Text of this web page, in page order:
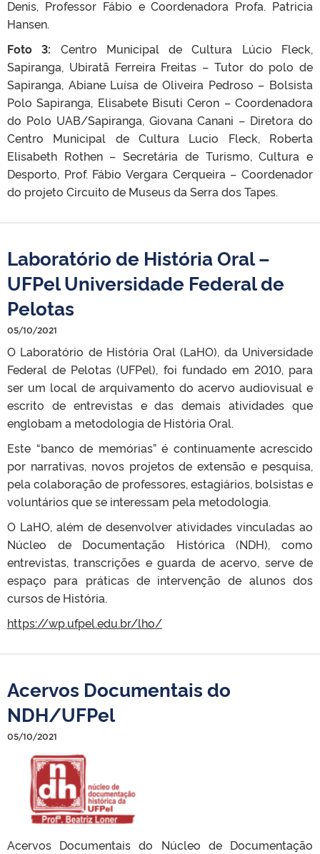
Denis, Professor Fábio e Coordenadora Profa. Patricia
Hansen.
Foto 3: Centro Municipal de Cultura Lúcio Fleck,
Sapiranga, Ubiratã Ferreira Freitas – Tutor do polo de
Sapiranga, Abiane Luísa de Oliveira Pedroso – Bolsista
Polo Sapiranga, Elisabete Bisuti Ceron – Coordenadora
do Polo UAB/Sapiranga, Giovana Canani – Diretora do
Centro Municipal de Cultura Lucio Fleck, Roberta
Elisabeth Rothen – Secretária de Turismo, Cultura e
Desporto, Prof. Fábio Vergara Cerqueira – Coordenador
do projeto Circuito de Museus da Serra dos Tapes.
Laboratório de História Oral –
UFPel Universidade Federal de
Pelotas
05/10/2021
O Laboratório de História Oral (LaHO), da Universidade
Federal de Pelotas (UFPel), foi fundado em 2010, para
ser um local de arquivamento do acervo audiovisual e
escrito de entrevistas e das demais atividades que
englobam a metodologia de História Oral.
Este “banco de memórias” é continuamente acrescido
por narrativas, novos projetos de extensão e pesquisa,
pela colaboração de professores, estagiários, bolsistas e
voluntários que se interessam pela metodologia.
O LaHO, além de desenvolver atividades vinculadas ao
Núcleo de Documentação Histórica (NDH), como
entrevistas, transcrições e guarda de acervo, serve de
espaço para práticas de intervenção de alunos dos
cursos de História.
https://wp.ufpel.edu.br/lho/
Acervos Documentais do
NDH/UFPel
05/10/2021
Acervos Documentais do Núcleo de Documentação